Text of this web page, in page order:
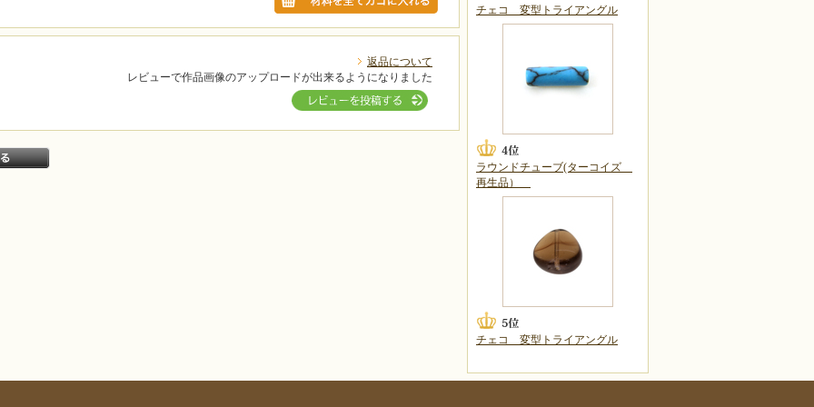
返品について
レビューで作品画像のアップロードが出来るようになりました
チェコ 変型トライアングル
ラウンドチューブ(ターコイズ
再生品）
チェコ 変型トライアングル